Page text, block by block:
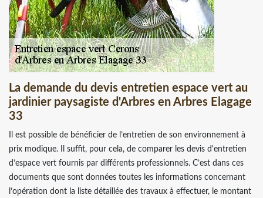
La demande du devis entretien espace vert au
jardinier paysagiste d'Arbres en Arbres Elagage
33
Il est possible de bénéficier de l’entretien de son environnement à
prix modique. Il suffit, pour cela, de comparer les devis d'entretien
d’espace vert fournis par différents professionnels. C’est dans ces
documents que sont données toutes les informations concernant
l’opération dont la liste détaillée des travaux à effectuer, le montant